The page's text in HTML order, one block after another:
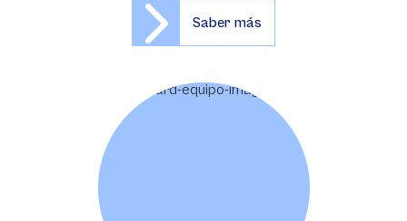
Saber más